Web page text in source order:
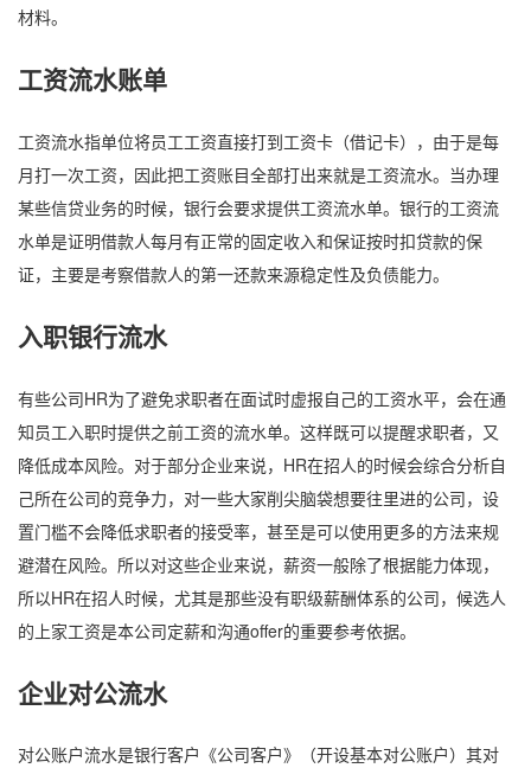
材料。
工资流水账单
工资流水指单位将员工工资直接打到工资卡（借记卡），由于是每
月打一次工资，因此把工资账目全部打出来就是工资流水。当办理
某些信贷业务的时候，银行会要求提供工资流水单。银行的工资流
水单是证明借款人每月有正常的固定收入和保证按时扣贷款的保
证，主要是考察借款人的第一还款来源稳定性及负债能力。
入职银行流水
有些公司HR为了避免求职者在面试时虚报自己的工资水平，会在通
知员工入职时提供之前工资的流水单。这样既可以提醒求职者，又
降低成本风险。对于部分企业来说，HR在招人的时候会综合分析自
己所在公司的竞争力，对一些大家削尖脑袋想要往里进的公司，设
置门槛不会降低求职者的接受率，甚至是可以使用更多的方法来规
避潜在风险。所以对这些企业来说，薪资一般除了根据能力体现，
所以HR在招人时候，尤其是那些没有职级薪酬体系的公司，候选人
的上家工资是本公司定薪和沟通offer的重要参考依据。
企业对公流水
对公账户流水是银行客户《公司客户》（开设基本对公账户）其对